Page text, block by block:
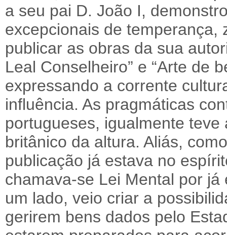
a seu pai D. João I,
excepcionais de temperança,
publicar as obras da sua
Leal Conselheiro” e “Arte de
expressando a corrente
influência. As pragmáticas
portugueses, igualmente
britânico da altura. Aliás,
publicação já estava no
chamava-se Lei Mental por
um lado, veio criar a
gerirem bens dados pelo